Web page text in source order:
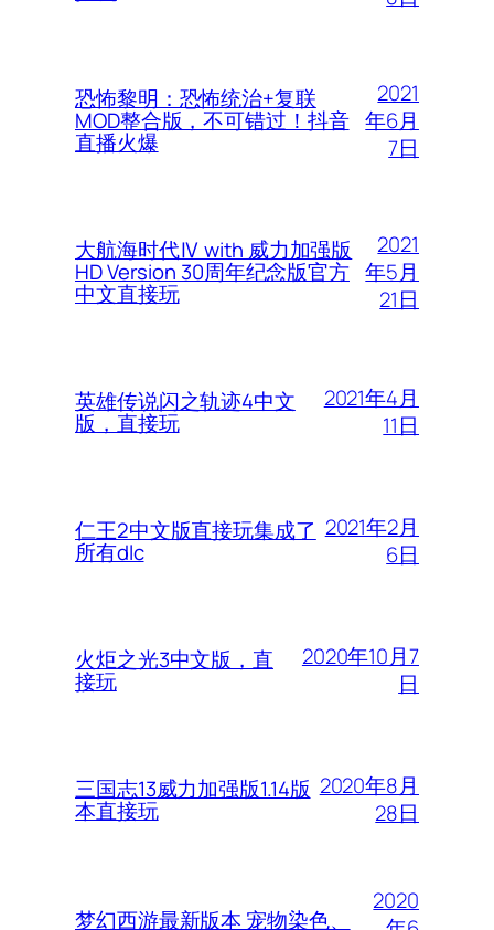
恐怖黎明：恐怖统治+复联
MOD整合版，不可错过！抖音
直播火爆
2021
年6月
7日
大航海时代Ⅳ with 威力加强版
HD Version 30周年纪念版官方
中文直接玩
2021
年5月
21日
英雄传说闪之轨迹4中文
版，直接玩
2021年4月
11日
仁王2中文版直接玩集成了
所有dlc
2021年2月
6日
火炬之光3中文版，直
接玩
2020年10月7
日
三国志13威力加强版1.14版
本直接玩
2020年8月
28日
梦幻西游最新版本 宠物染色、
2020